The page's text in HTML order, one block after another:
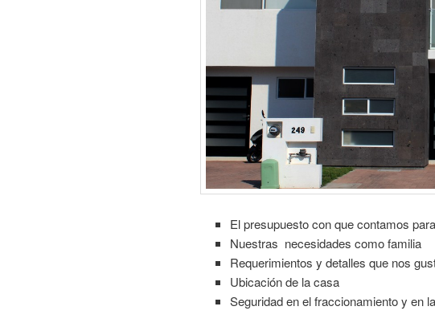
El presupuesto con que contamos
Nuestras necesidades como familia
Requerimientos y detalles que nos
Ubicación de la casa
Seguridad en el fraccionamiento y en